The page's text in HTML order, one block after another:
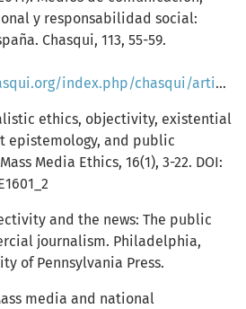
y responsabilidad social:
Chasqui, 113, 55-59.
index.php/chasqui/article/view/96
ethics, objectivity, existential
epistemology, and public
Media Ethics, 16(1), 3-22. DOI:
and the news: The public
journalism. Philadelphia,
of Pennsylvania Press.
media and national